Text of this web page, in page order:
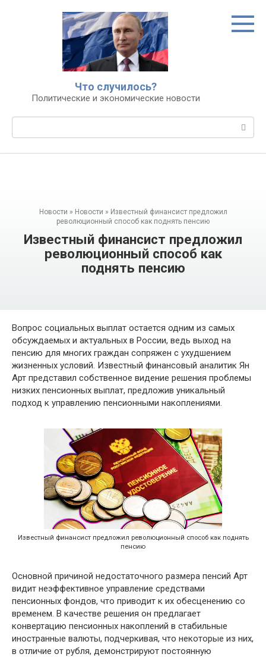
Что случилось?
Политические и экономические новости
Новости » Новости » Известный финансист предложил
революционный способ как поднять пенсию
Известный финансист предложил
революционный способ как
поднять пенсию
Вопрос социальных выплат остается одним из самых
обсуждаемых и актуальных в России, ведь выход на
пенсию для многих граждан сопряжен с ухудшением
жизненных условий. Известный финансовый аналитик Ян
Арт представил собственное видение решения проблемы
низких пенсионных выплат, предложив уникальный
подход к управлению пенсионными накоплениями.
Известный финансист предложил революционный способ как поднять
пенсию
Основной причиной недостаточного размера пенсий Арт
видит неэффективное управление средствами
пенсионных фондов, что приводит к их обесценению со
временем. В качестве решения он предлагает
конвертацию пенсионных накоплений в стабильные
иностранные валюты, подчеркивая, что некоторые из них,
в отличие от рубля, демонстрируют постоянную